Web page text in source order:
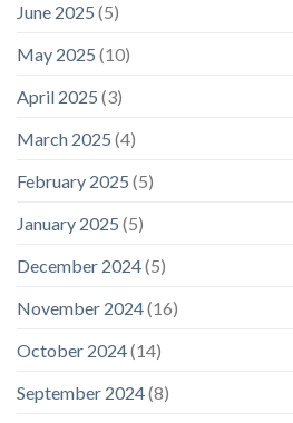
June 2025 (5)
May 2025 (10)
April 2025 (3)
March 2025 (4)
February 2025 (5)
January 2025 (5)
December 2024(5)
November 2024(16)
October 2024(14)
September 2024(8)